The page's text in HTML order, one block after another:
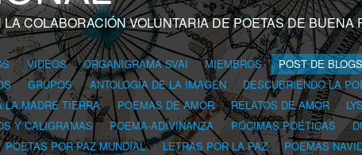
COLABORACIÓN VOLUNTARIA DE POETAS DE BUENA
VIDEOS ORGANIGRAMA SVAI MIEMBROS POST DE BLOGS
GRUPOS ANTOLOGÍA DE LA IMAGEN DESCUBRIENDO LA
LA MADRE TIERRA
POEMAS DE AMOR RELATOS DE AMOR
Y CALIGRAMAS
POEMA-ADIVINANZA PÓCIMAS POÉTICAS
POETAS POR PAZ MUNDIAL
LETRAS POR LA PAZ POEMAS